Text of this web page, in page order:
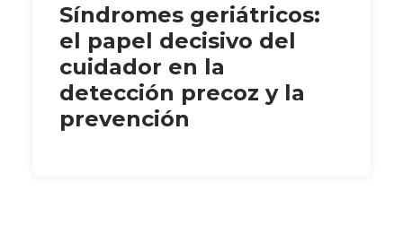
Síndromes geriátricos:
el papel decisivo del
cuidador en la
detección precoz y la
prevención